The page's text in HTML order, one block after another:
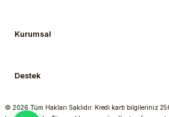
Kurumsal
Destek
© 2026 Tüm Hakları Saklıdır. Kredi kartı bilgileriniz